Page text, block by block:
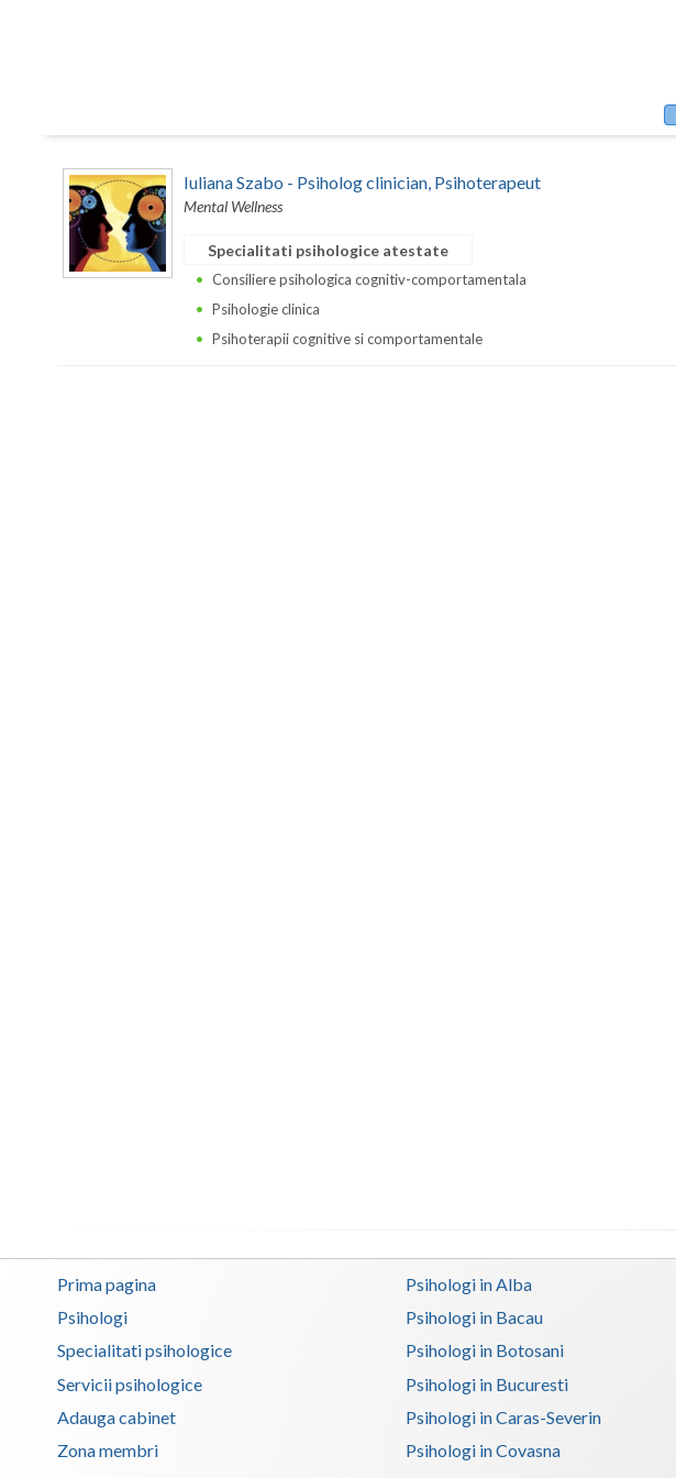
Iuliana Szabo - Psiholog clinician, Psihoterapeut
Mental Wellness
Specialitati psihologice atestate
Consiliere psihologica cognitiv-comportamentala
Psihologie clinica
Psihoterapii cognitive si comportamentale
Prima pagina
Psihologi
Specialitati psihologice
Servicii psihologice
Adauga cabinet
Zona membri
Psihologi in Alba
Psihologi in Bacau
Psihologi in Botosani
Psihologi in Bucuresti
Psihologi in Caras-Severin
Psihologi in Covasna